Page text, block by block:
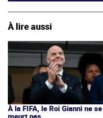
À lire aussi
À la FIFA, le Roi Gianni ne se
meurt pas